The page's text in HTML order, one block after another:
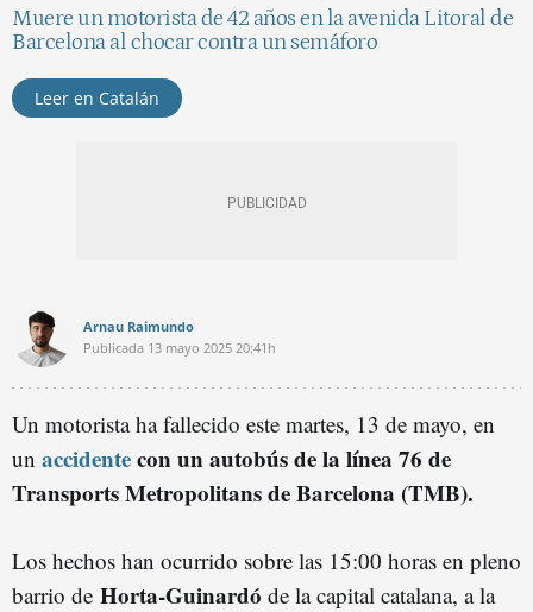
Muere un motorista de 42 años en la avenida Litoral de
Barcelona al chocar contra un semáforo
Leer en Catalán
Arnau Raimundo
Publicada 13 mayo 2025 20:41h
Un motorista ha fallecido este martes, 13 de mayo, en
un accidentecon un autobús de la línea 76 de
Transports Metropolitans de Barcelona (TMB).
Los hechos han ocurrido sobre las 15:00 horas en pleno
barrio de Horta-Guinardó de la capital catalana, a la